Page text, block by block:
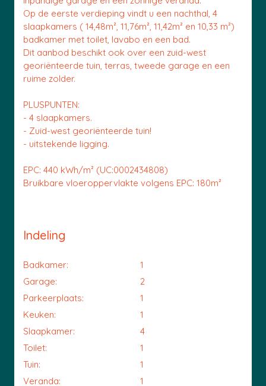
Op de eerste verdieping vindt u een nachthal, 4
slaapkamers ( 14,48m², 11,76m², 11,42m² en 10,33 m²)
badkamer met toilet, lavabo en een bad.
Dit aanbod beschikt ook over een zuid-west
georiënteerde tuin, terras, tweede garage en een
ruime zolder.
PLUSPUNTEN:
- 4 slaapkamers.
- Zuid-west georiënteerde tuin!
- uitstekende ligging.
EPC: 440 kWh/m² (UC:0002434808)
Bruikbare vloeroppervlakte volgens EPC: 180m²
Indeling
Badkamer:
1
Garage:
2
Parkeerplaats:
1
Keuken:
1
Slaapkamer:
4
Toilet:
1
Tuin:
1
Veranda:
1